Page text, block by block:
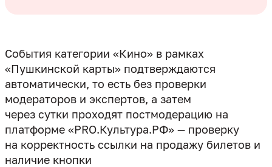
События категории «Кино» в рамках
«Пушкинской карты» подтверждаются
автоматически, то есть без проверки
модераторов и экспертов, а затем
через сутки проходят постмодерацию на
платформе «PRO.Культура.РФ» — проверку
на корректность ссылки на продажу билетов и
наличие кнопки